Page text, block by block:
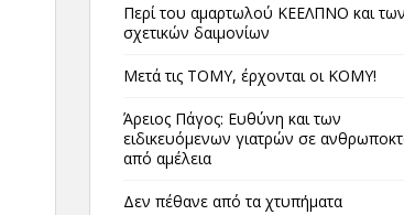
Περί του αμαρτωλού ΚΕΕΛΠΝΟ και των
σχετικών δαιμονίων
Μετά τις ΤΟΜΥ, έρχονται οι ΚΟΜΥ!
Άρειος Πάγος: Ευθύνη και των
ειδικευόμενων γιατρών σε
από αμέλεια
Δεν πέθανε από τα χτυπήματα